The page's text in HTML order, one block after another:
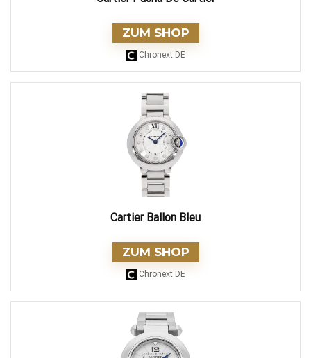
ZUM SHOP
Chronext DE
Cartier Ballon Bleu
ZUM SHOP
Chronext DE